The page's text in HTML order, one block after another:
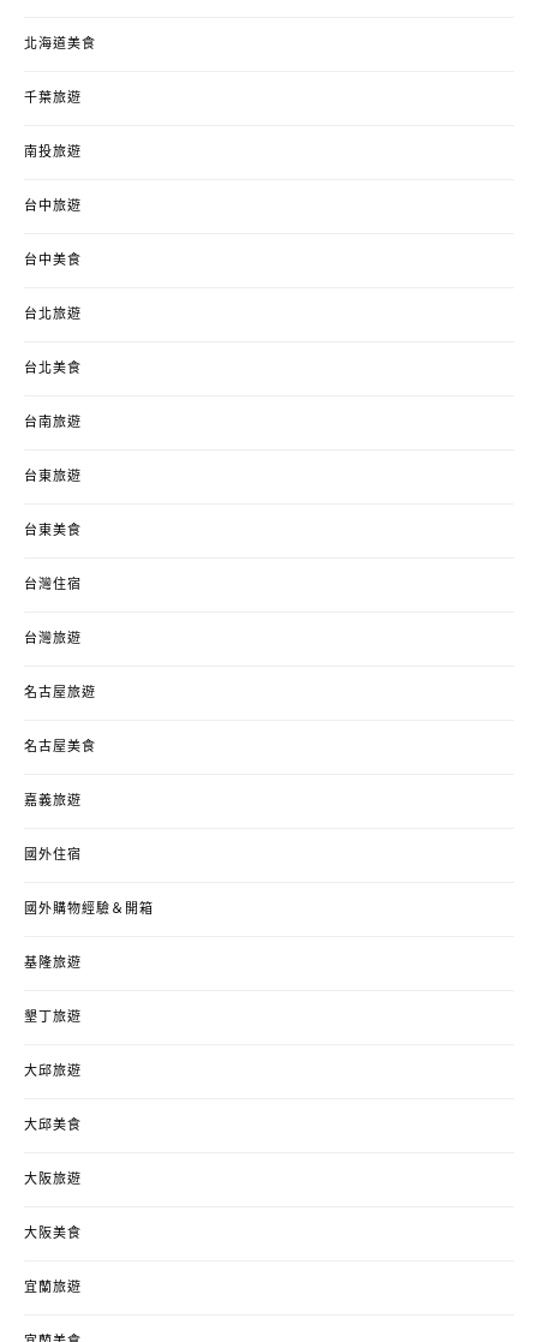
北海道美食
千葉旅遊
南投旅遊
台中旅遊
台中美食
台北旅遊
台北美食
台南旅遊
台東旅遊
台東美食
台灣住宿
台灣旅遊
名古屋旅遊
名古屋美食
嘉義旅遊
國外住宿
國外購物經驗＆開箱
基隆旅遊
墾丁旅遊
大邱旅遊
大邱美食
大阪旅遊
大阪美食
宜蘭旅遊